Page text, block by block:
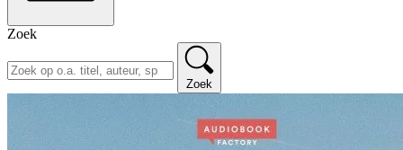
Zoek
Zoek